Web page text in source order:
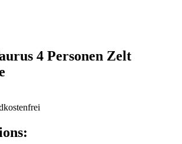
4 Personen Zelt